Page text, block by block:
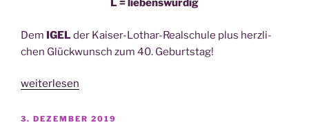
L = liebenswürdig
Dem IGEL der Kai­ser-Lothar-Real­schu­le plus herz­li­
chen Glück­wunsch zum 40. Geburtstag!
„IGEL-
ka­
weiterlesen
VERÖFFENTLICHT
3. DEZEMBER 2019